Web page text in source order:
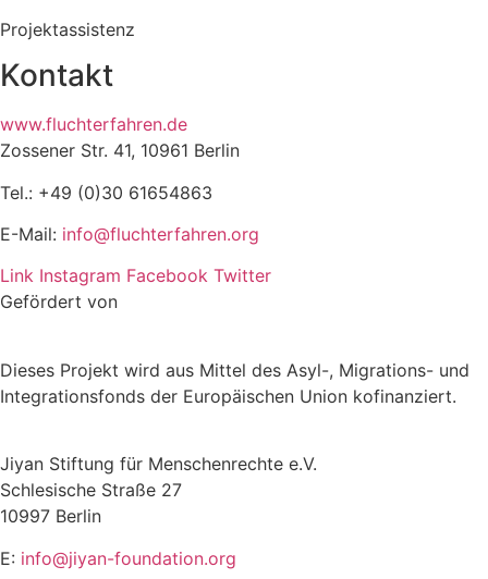
Projektassistenz
Kontakt
www.fluchterfahren.de
Zossener Str. 41, 10961 Berlin
Tel.: +49 (0)30 61654863
E-Mail: info@fluchterfahren.org
Link Instagram Facebook Twitter
Gefördert von
Dieses Projekt wird aus Mittel des Asyl-, Migrations- und
Integrationsfonds der Europäischen Union kofinanziert.
Jiyan Stiftung für Menschenrechte e.V.
Schlesische Straße 27
10997 Berlin
E: info@jiyan-foundation.org